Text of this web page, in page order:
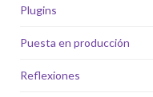
Plugins
Puesta en producción
Reflexiones